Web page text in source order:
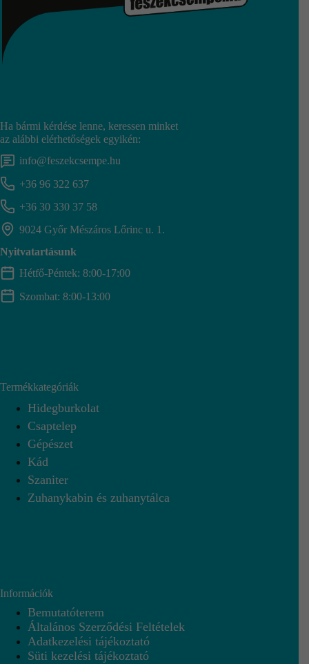
Ha bármi kérdése lenne, keressen minket
az alábbi elérhetőségek egyikén:
info@feszekcsempe.hu
+36 96 322 637
+36 30 330 37 58
9024 Győr Mészáros Lőrinc u. 1.
Nyitvatartásunk
Hétfő-Péntek: 8:00-17:00
Szombat: 8:00-13:00
Termékkategóriák
Hidegburkolat
Csaptelep
Gépészet
Kád
Szaniter
Zuhanykabin és zuhanytálca
Információk
Bemutatóterem
Általános Szerződési Feltételek
Adatkezelési tájékoztató
Süti kezelési tájékoztató